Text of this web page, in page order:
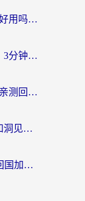
海外党选回国加速器：MalusVPN好用吗？和快帆VPN哪个好？附真实对比与避坑指南
海外党必看：迅游和雷霆哪个好？3分钟教你选对回国加速器，无缝刷国内剧玩手游
斧牛和biubiu好用吗？海外党2026亲测回国加速器指南，附番茄加速器深度体验
海外党选回国加速器：雷神手游和洞见哪个好？附iPhone免费VPN推荐及ChickCNUfunR实测
海外党必看：稳定的VPN推荐及回国加速器选择全攻略——告别地域限制，轻松刷国内资源